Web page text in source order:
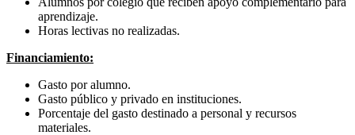
aprendizaje.
Horas lectivas no realizadas.
Financiamiento:
Gasto por alumno.
Gasto público y privado en instituciones.
Porcentaje del gasto destinado a personal y recursos
materiales.